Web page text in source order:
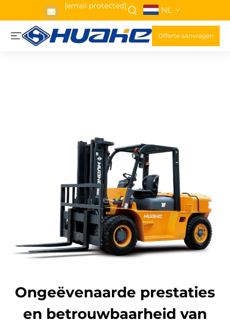
[email protected] NL
Offerte aanvragen
Ongeëvenaarde prestaties
en betrouwbaarheid van